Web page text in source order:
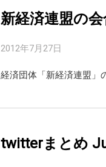
新経済連盟の
2012年7月27日
経済団体「新経済連盟」
twitterまとめ